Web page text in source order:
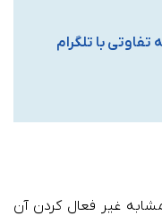
با تلگرام
غیر فعال کردن آن